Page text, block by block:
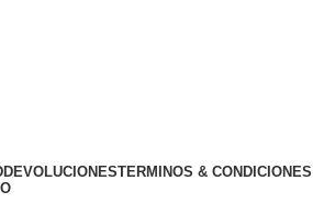
DEVOLUCIONESTERMINOS & CONDICIONES